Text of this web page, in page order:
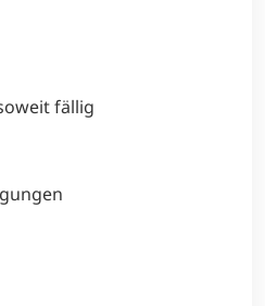
fällig